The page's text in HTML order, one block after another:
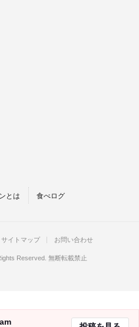
とは 食べログ
サイトマップ お問い合わせ
Reserved. 無断転載禁止